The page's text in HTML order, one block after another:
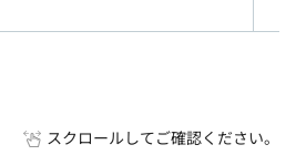
スクロールしてご確認ください。